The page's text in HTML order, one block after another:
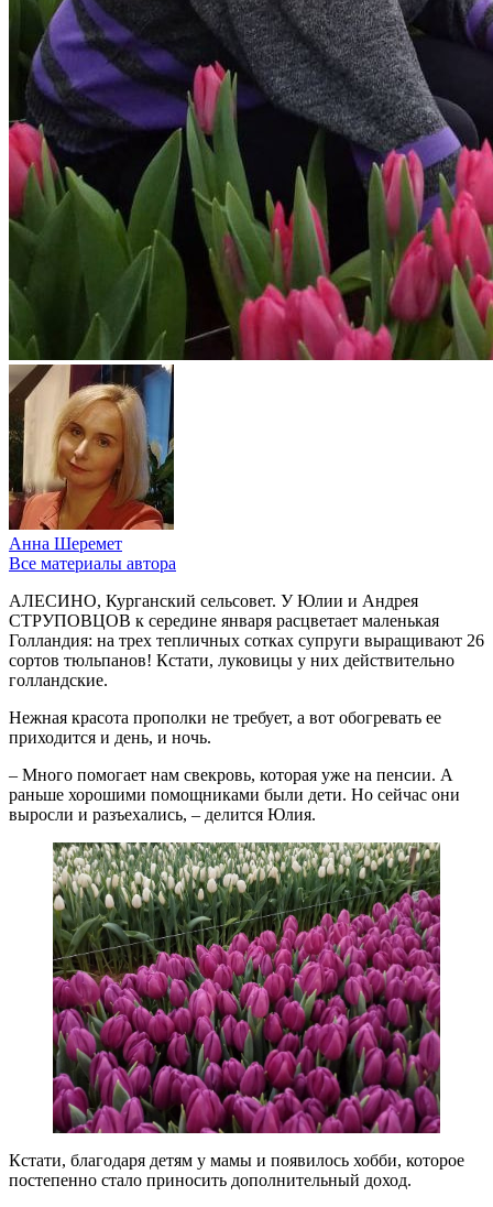
Анна Шеремет
Все материалы автора
АЛЕСИНО, Курганский сельсовет. У Юлии и Андрея
СТРУПОВЦОВ к середине января расцветает маленькая
Голландия: на трех тепличных сотках супруги выращивают 26
сортов тюльпанов! Кстати, луковицы у них действительно
голландские.
Нежная красота прополки не требует, а вот обогревать ее
приходится и день, и ночь.
– Много помогает нам свекровь, которая уже на пенсии. А
раньше хорошими помощниками были дети. Но сейчас они
выросли и разъехались, – делится Юлия.
Кстати, благодаря детям у мамы и появилось хобби, которое
постепенно стало приносить дополнительный доход.